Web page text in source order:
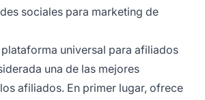
sociales para marketing de
universal para afiliados
una de las mejores
afiliados. En primer lugar, ofrece